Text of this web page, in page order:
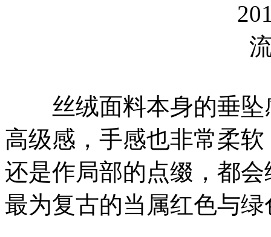
丝绒面料本身的垂坠
高级感，手感也非常柔
还是作局部的点缀，都
最为复古的当属红色与绿